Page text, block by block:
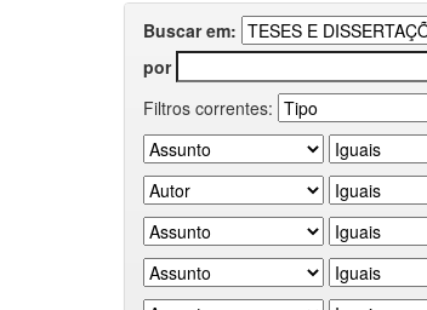
Buscar em:
por
Filtros correntes: